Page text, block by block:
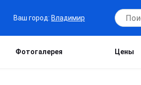
Ваш город: Владимир
Фотогалерея Цены